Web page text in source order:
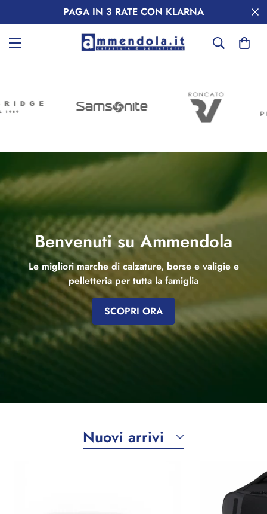
PAGA IN 3 RATE CON KLARNA
Benvenuti su Ammendola
Le migliori marche di calzature, borse e valigie e
pelletteria per tutta la famiglia
SCOPRI ORA
Nuovi arrivi